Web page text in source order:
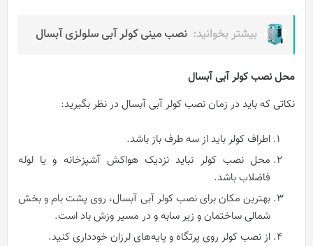
بیشتر بخوانید: نصب مینی کولر آبی سلولزی آبسال
محل نصب کولر آبی آبسال
نکاتی که باید در زمان نصب کولر آبی آبسال در نظر بگیرید:
اطراف کولر باید از سه طرف باز باشد.
محل نصب کولر نباید نزدیک هواکش آشپزخانه و یا لوله
فاضلاب باشد.
بهترین مکان برای نصب کولر آبی آبسال، روی پشت بام و بخش
شمالی ساختمان و زیر سابه و در مسیر وزش باد است.
از نصب کولر روی پرتگاه و پایه‌های لرزان خودداری کنید.